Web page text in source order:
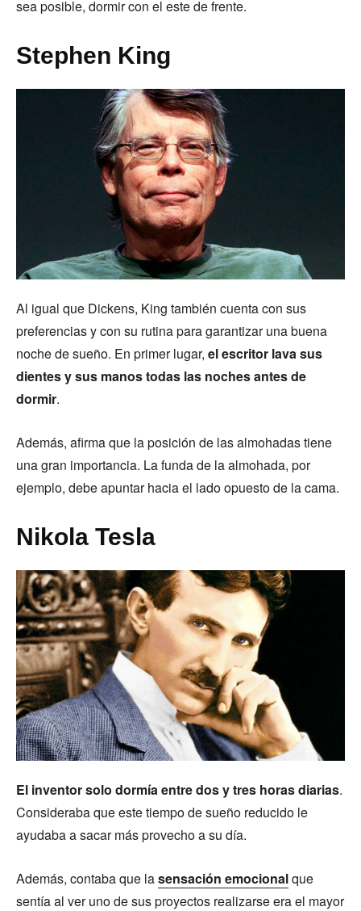
sea posible, dormir con el este de frente.
Stephen King
Al igual que Dickens, King también cuenta con sus
preferencias y con su rutina para garantizar una buena
noche de sueño. En primer lugar, el escritor lava sus
dientes y sus manos todas las noches antes de
dormir.
Además, afirma que la posición de las almohadas tiene
una gran importancia. La funda de la almohada, por
ejemplo, debe apuntar hacia el lado opuesto de la cama.
Nikola Tesla
El inventor solo dormía entre dos y tres horas diarias.
Consideraba que este tiempo de sueño reducido le
ayudaba a sacar más provecho a su día.
Además, contaba que lasensación emocionalque
sentía al ver uno de sus proyectos realizarse era el mayor